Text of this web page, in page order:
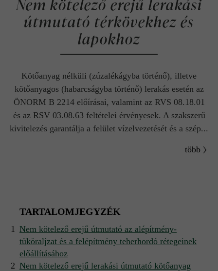
Nem kötelező erejű lerakási
útmutató térkövekhez és
lapokhoz
Kötőanyag nélküli (zúzalékágyba történő), illetve
kötőanyagos (habarcságyba történő) lerakás esetén az
ÖNORM B 2214 előírásai, valamint az RVS 08.18.01
és az RSV 03.08.63 feltételei érvényesek. A szakszerű
kivitelezés garantálja a felület vízelvezetését és a szép...
több
TARTALOMJEGYZÉK
Nem kötelező erejű útmutató az alépítmény-
tüköraljzat és a felépítmény teherhordó rétegeinek
előállításához
Nem kötelező erejű lerakási útmutató kötőanyag